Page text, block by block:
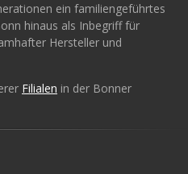
ein familiengeführtes
hinaus als Inbegriff für
Hersteller und
Filialen in der Bonner